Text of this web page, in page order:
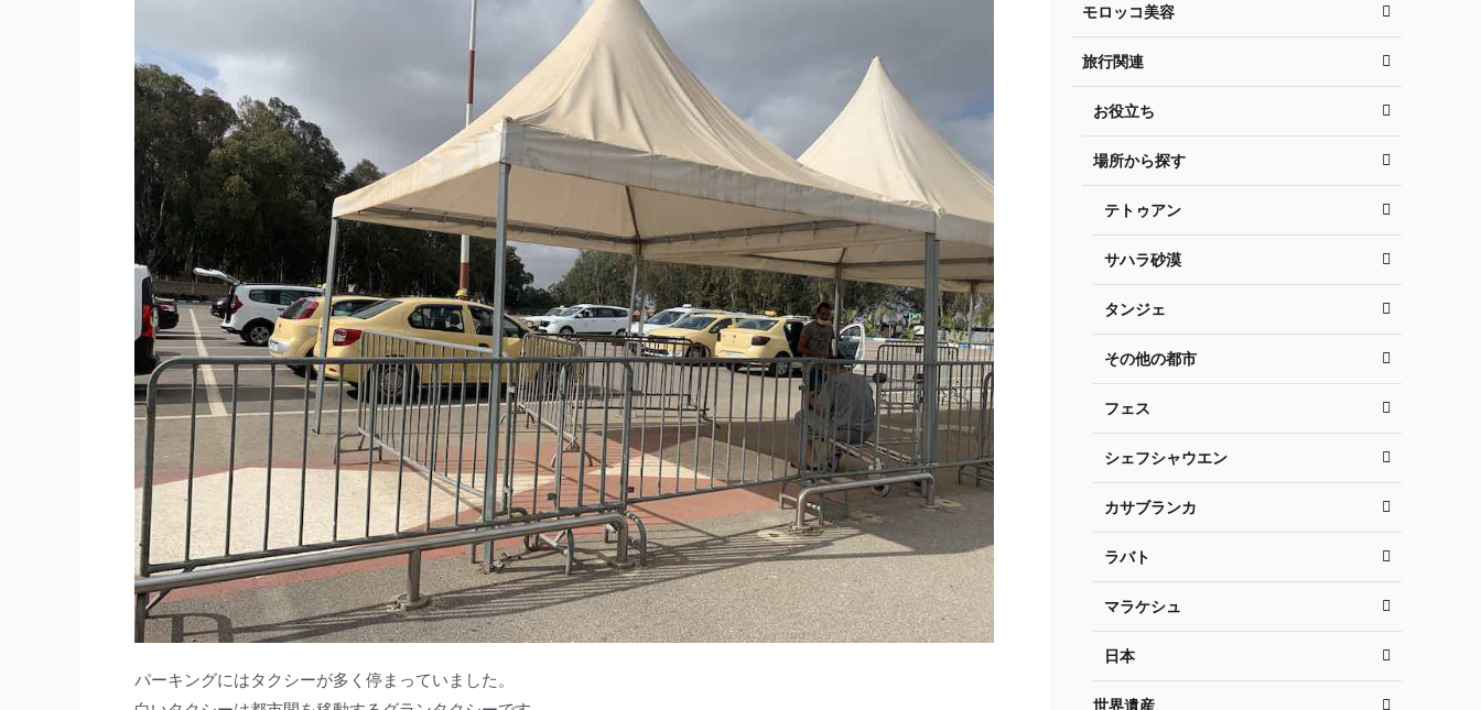
パーキングにはタクシーが多く停まっていました。
モロッコ美容
旅行関連
お役立ち
場所から探す
テトゥアン
サハラ砂漠
タンジェ
その他の都市
フェス
シェフシャウエン
カサブランカ
ラバト
マラケシュ
日本
世界遺産